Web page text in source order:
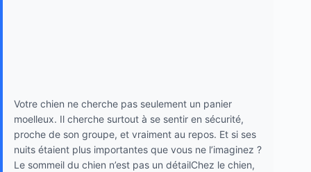
Votre chien ne cherche pas seulement un panier
moelleux. Il cherche surtout à se sentir en sécurité,
proche de son groupe, et vraiment au repos. Et si ses
nuits étaient plus importantes que vous ne l’imaginez ?
Le sommeil du chien n’est pas un détailChez le chien,